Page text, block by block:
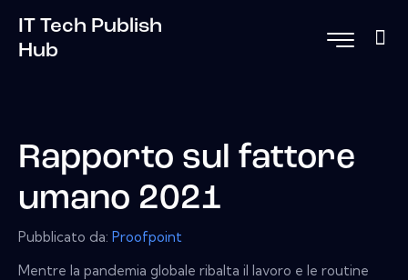
IT Tech Publish
Hub
Rapporto sul fattore
umano 2021
Pubblicato da: Proofpoint
Mentre la pandemia globale ribalta il lavoro e le routine